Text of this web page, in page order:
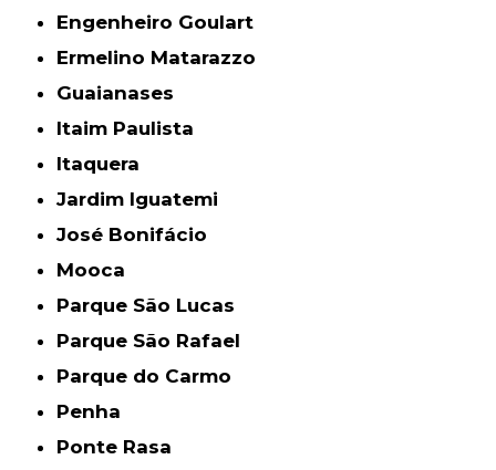
Engenheiro Goulart
Ermelino Matarazzo
Guaianases
Itaim Paulista
Itaquera
Jardim Iguatemi
José Bonifácio
Mooca
Parque São Lucas
Parque São Rafael
Parque do Carmo
Penha
Ponte Rasa